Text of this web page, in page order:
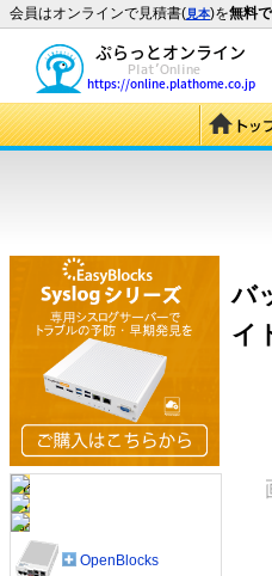
会員はオンラインで見積書(見本)を無料
バ
イ
OpenBlocks